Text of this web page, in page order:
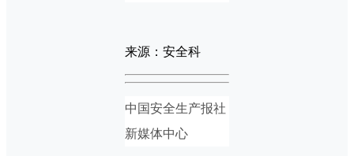
来源：安全科
中国安全生产报社
新媒体中心